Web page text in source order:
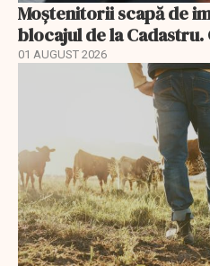
Moștenitorii scapă de
blocajul de la
01 AUGUST 2026